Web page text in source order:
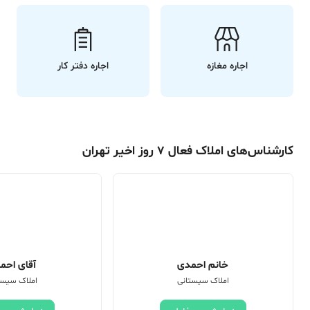
اجاره مغازه اجاره دفتر کار
کارشناس‌های املاک فعال 7 روز اخیر تهران
خانم احمدی
املاک سیستانی
آقای
املاک